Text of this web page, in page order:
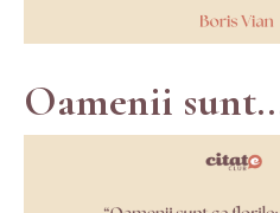
Oamenii